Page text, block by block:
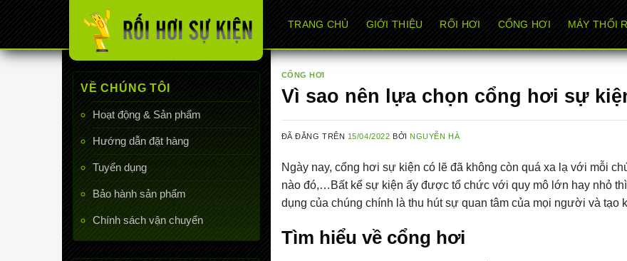
Chuyển
đến
nội
dung
TRANG CHỦ GIỚI THIỆU RỐI HƠI CỔNG HƠI MÁY THỔI
VỀ CHÚNG TÔI
Hoạt động & Sản phẩm
Hướng dẫn đặt hàng
Tuyển dụng
Bảo hành sản phẩm
Chính sách vận chuyển
CỔNG HƠI
Vì sao nên lựa chọn cổng hơi sự
ĐÃ ĐĂNG TRÊN 15/04/2022 BỞI NGUYỄN HÀ
Ngày nay, cổng hơi sự kiện có lẽ đã không còn quá xa lạ với mỗi
nào đó,…Bất kể sự kiện ấy được tổ chức với quy mô lớn hay nhỏ
dụng của chúng chính là thu hút sự quan tâm của mọi người và
Tìm hiểu về cổng hơi